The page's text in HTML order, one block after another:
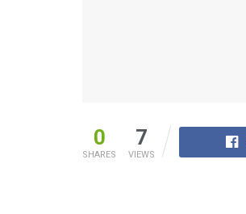
0
SHARES
7
VIEWS